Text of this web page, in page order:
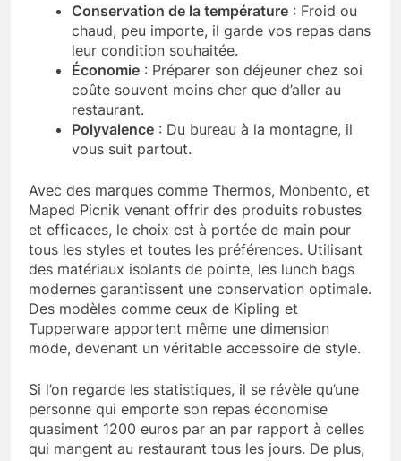
Conservation de la température : Froid ou
chaud, peu importe, il garde vos repas dans
leur condition souhaitée.
Économie : Préparer son déjeuner chez soi
coûte souvent moins cher que d’aller au
restaurant.
Polyvalence : Du bureau à la montagne, il
vous suit partout.
Avec des marques comme Thermos, Monbento, et
Maped Picnik venant offrir des produits robustes
et efficaces, le choix est à portée de main pour
tous les styles et toutes les préférences. Utilisant
des matériaux isolants de pointe, les lunch bags
modernes garantissent une conservation optimale.
Des modèles comme ceux de Kipling et
Tupperware apportent même une dimension
mode, devenant un véritable accessoire de style.
Si l’on regarde les statistiques, il se révèle qu’une
personne qui emporte son repas économise
quasiment 1200 euros par an par rapport à celles
qui mangent au restaurant tous les jours. De plus,